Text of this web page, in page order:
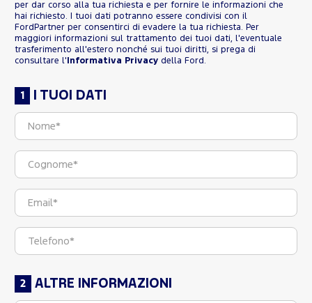
per dar corso alla tua richiesta e per fornire le informazioni che
hai richiesto. I tuoi dati potranno essere condivisi con il
FordPartner per consentirci di evadere la tua richiesta. Per
maggiori informazioni sul trattamento dei tuoi dati, l'eventuale
trasferimento all'estero nonché sui tuoi diritti, si prega di
consultare l' Informativa Privacy della Ford.
I TUOI DATI
ALTRE INFORMAZIONI